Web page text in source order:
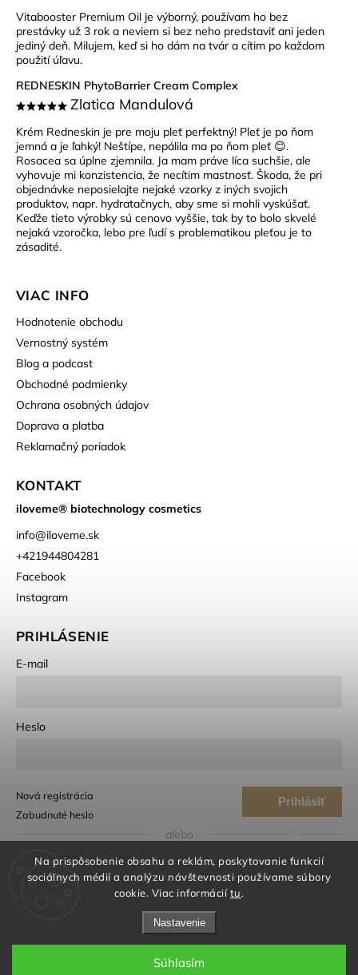
Na prispôsobenie obsahu a reklám, poskytovanie funkcií
sociálnych médií a analýzu návštevnosti používame súbory
cookie. Viac informáciítu.
Nastavenie
Súhlasím
Vitabooster Premium Oil je výborný, používam ho bez
prestávky už 3 rok a neviem si bez neho predstaviť ani jeden
jediný deň. Milujem, keď si ho dám na tvár a cítim po každom
použití úľavu.
REDNESKIN PhytoBarrier Cream Complex
Zlatica Mandulová
Krém Redneskin je pre moju pleť perfektný! Pleť je po ňom
jemná a je ľahký! Neštípe, nepálila ma po ňom pleť 😊.
Rosacea sa úplne zjemnila. Ja mam práve líca suchšie, ale
vyhovuje mi konzistencia, že necítim mastnosť. Škoda, že pri
objednávke neposielajte nejaké vzorky z iných svojich
produktov, napr. hydratačnych, aby sme si mohli vyskúšať.
Keďže tieto výrobky sú cenovo vyššie, tak by to bolo skvelé
nejaká vzoročka, lebo pre ľudí s problematikou pleťou je to
zásadité.
VIAC INFO
Hodnotenie obchodu
Vernostný systém
Blog a podcast
Obchodné podmienky
Ochrana osobných údajov
Doprava a platba
Reklamačný poriadok
KONTAKT
iloveme® biotechnology cosmetics
info@iloveme.sk
+421944804281
Facebook
Instagram
PRIHLÁSENIE
E-mail
Heslo
Prihlásiť
Nová registrácia
Zabudnuté heslo
alebo
Prihlásiť sa cez Google
Prihlásiť sa cez Seznam